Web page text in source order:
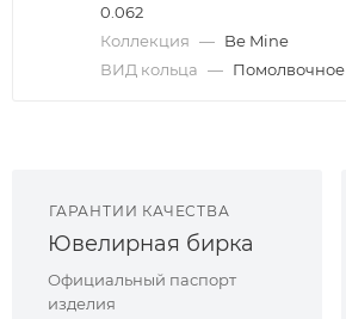
0.062
Коллекция — Be Mine
ВИД кольца — Помолвочное
ГАРАНТИИ КАЧЕСТВА
Ювелирная бирка
Официальный паспорт
изделия